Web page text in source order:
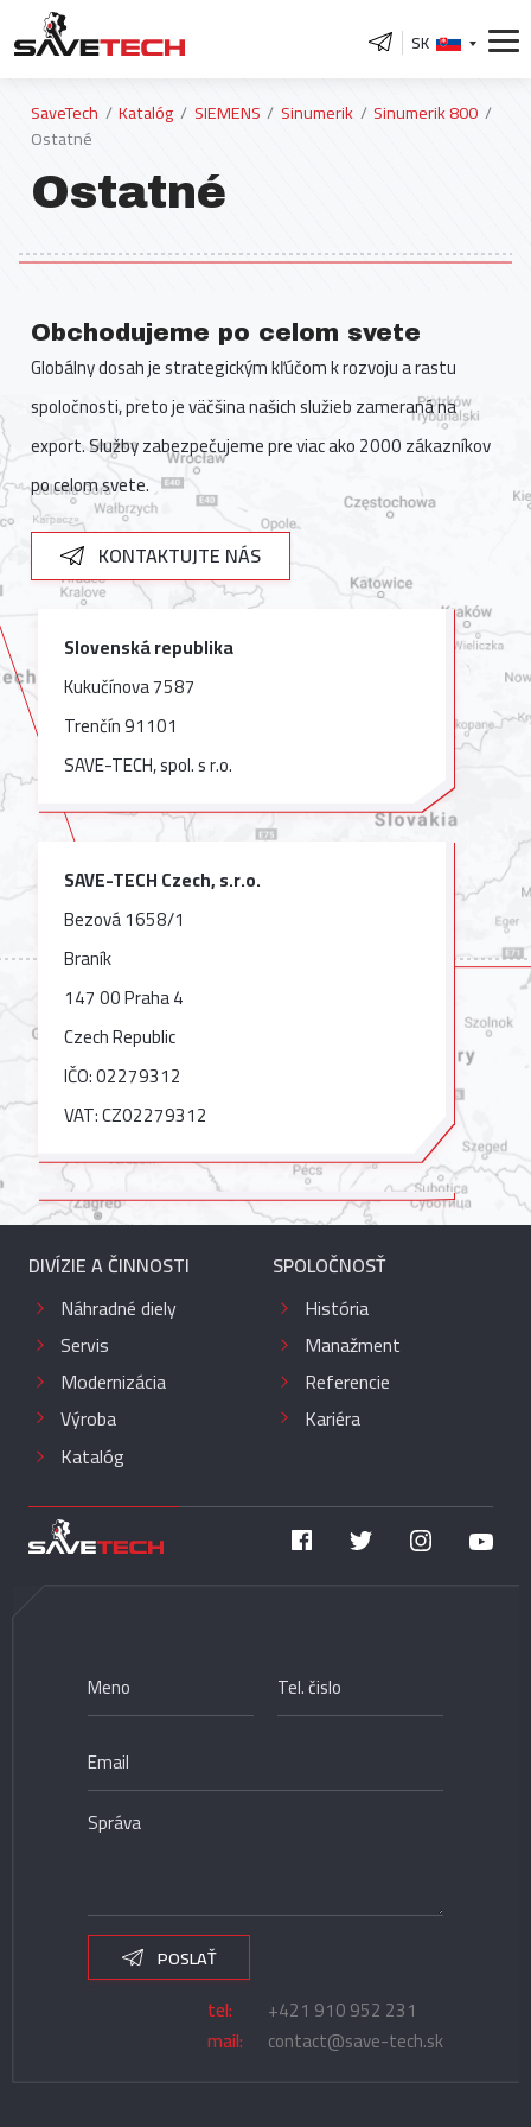
SK
SaveTech Katalóg SIEMENS Sinumerik
Sinumerik 800
Ostatné
Ostatné
Obchodujeme po celom svete
Globálny dosah je strategickým kľúčom k rozvoju a rastu
spoločnosti, preto je väčšina našich služieb zameraná na
export. Služby zabezpečujeme pre viac ako 2000 zákazníkov
po celom svete.
KONTAKTUJTE NÁS
Slovenská republika
Kukučínova 7587
Trenčín 91101
SAVE-TECH, spol. s r.o.
SAVE-TECH Czech, s.r.o.
Bezová 1658/1
Braník
147 00 Praha 4
Czech Republic
IČO: 02279312
VAT: CZ02279312
DIVÍZIE A ČINNOSTI
Náhradné diely
Servis
Modernizácia
Výroba
Katalóg
SPOLOČNOSŤ
História
Manažment
Referencie
Kariéra
POSLAŤ
tel:
+421 910 952 231
mail:
contact@save-tech.sk